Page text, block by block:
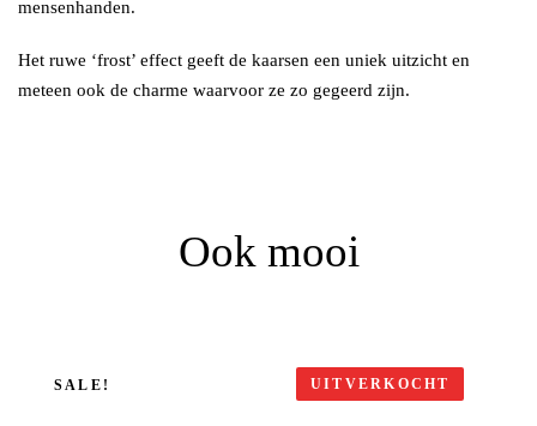
mensenhanden.
Het ruwe ‘frost’ effect geeft de kaarsen een uniek uitzicht en
meteen ook de charme waarvoor ze zo gegeerd zijn.
Ook mooi
SALE! UITVERKOCHT